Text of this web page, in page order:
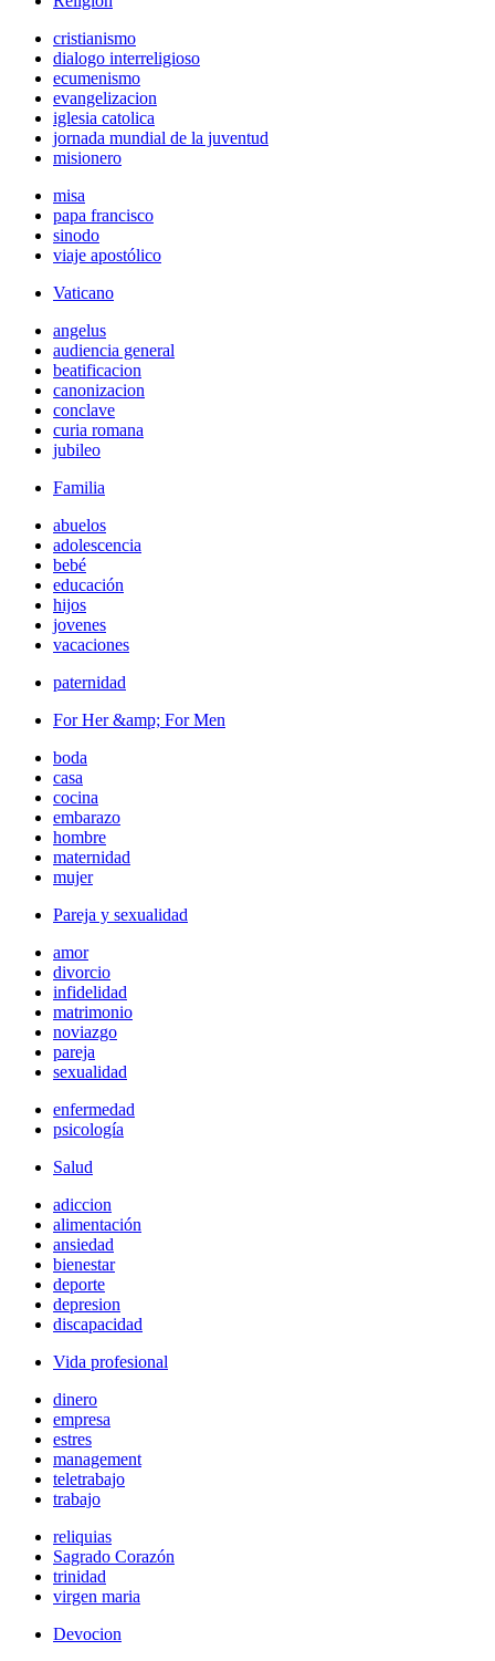
cristianismo
dialogo interreligioso
ecumenismo
evangelizacion
iglesia catolica
jornada mundial de la juventud
misionero
misa
papa francisco
sinodo
viaje apostólico
Vaticano
angelus
audiencia general
beatificacion
canonizacion
conclave
curia romana
jubileo
Familia
abuelos
adolescencia
bebé
educación
hijos
jovenes
vacaciones
paternidad
For Her &amp; For Men
boda
casa
cocina
embarazo
hombre
maternidad
mujer
Pareja y sexualidad
amor
divorcio
infidelidad
matrimonio
noviazgo
pareja
sexualidad
enfermedad
psicología
Salud
adiccion
alimentación
ansiedad
bienestar
deporte
depresion
discapacidad
Vida profesional
dinero
empresa
estres
management
teletrabajo
trabajo
reliquias
Sagrado Corazón
trinidad
virgen maria
Devocion